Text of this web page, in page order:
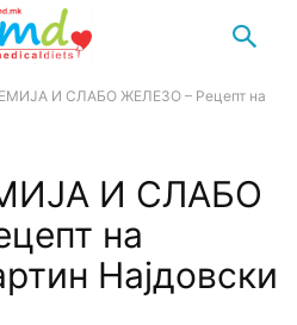
И СЛАБО ЖЕЛЕЗО – Рецепт на
И СЛАБО
на
Најдовски